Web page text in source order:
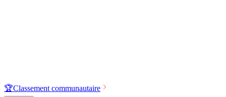
🏆Classement communautaire